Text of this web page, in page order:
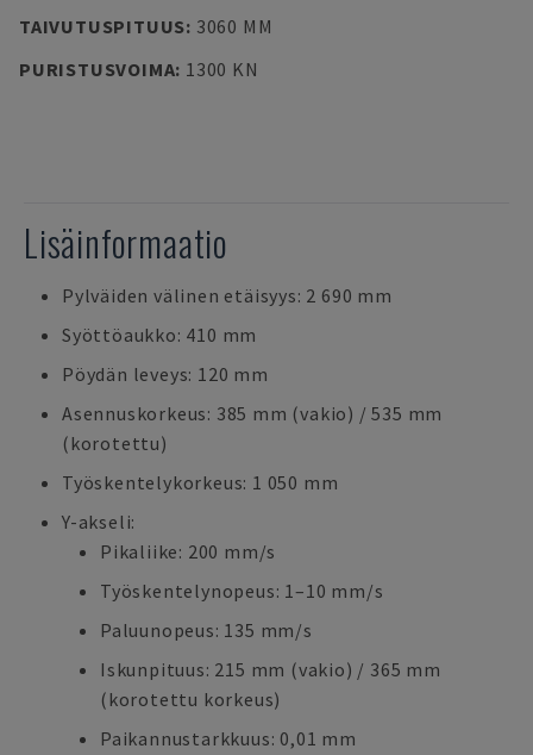
TAIVUTUSPITUUS: 3060 MM
PURISTUSVOIMA: 1300 KN
Lisäinformaatio
Pylväiden välinen etäisyys: 2 690 mm
Syöttöaukko: 410 mm
Pöydän leveys: 120 mm
Asennuskorkeus: 385 mm (vakio) / 535 mm
(korotettu)
Työskentelykorkeus: 1 050 mm
Y-akseli:
Pikaliike: 200 mm/s
Työskentelynopeus: 1–10 mm/s
Paluunopeus: 135 mm/s
Iskunpituus: 215 mm (vakio) / 365 mm
(korotettu korkeus)
Paikannustarkkuus: 0,01 mm